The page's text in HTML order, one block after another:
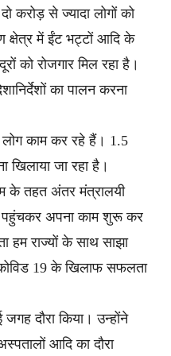
करोड़ से ज्यादा लोगों को
क्षेत्र में ईंट भट्टों आदि के
को रोजगार मिल रहा है।
का पालन करना
काम कर रहे हैं। 1.5
खिलाया जा रहा है।
के तहत अंतर मंत्रालयी
पहुंचकर अपना काम शुरू कर
हम राज्यों के साथ साझा
19 के खिलाफ सफलता
दौरा किया। उन्होंने
आदि का दौरा